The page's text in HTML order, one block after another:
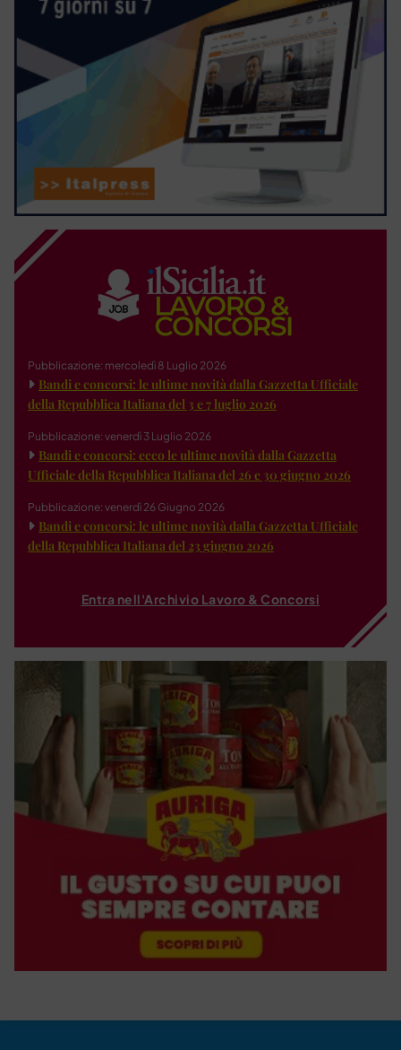
Pubblicazione: mercoledì 8 Luglio 2026
Bandi e concorsi: le ultime novità dalla Gazzetta Ufficiale
della Repubblica Italiana del 3 e 7 luglio 2026
Pubblicazione: venerdì 3 Luglio 2026
Bandi e concorsi: ecco le ultime novità dalla Gazzetta
Ufficiale della Repubblica Italiana del 26 e 30 giugno 2026
Pubblicazione: venerdì 26 Giugno 2026
Bandi e concorsi: le ultime novità dalla Gazzetta Ufficiale
della Repubblica Italiana del 23 giugno 2026
Entra nell'Archivio Lavoro & Concorsi